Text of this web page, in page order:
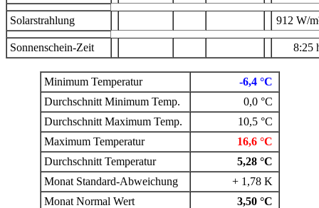
Solarstrahlung 912 W/
Sonnenschein-Zeit 8:25
Minimum Temperatur
-6,4 °C
Durchschnitt Minimum Temp.
0,0 °C
Durchschnitt Maximum Temp.
10,5 °C
Maximum Temperatur
16,6 °C
Durchschnitt Temperatur
5,28 °C
Monat Standard-Abweichung
+ 1,78 K
Monat Normal Wert
3,50 °C